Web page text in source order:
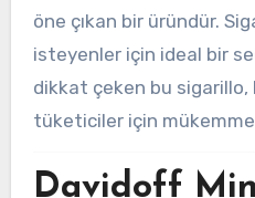
öne çıkan bir üründür.
isteyenler için ideal bir
dikkat çeken bu
tüketiciler için
Davidoff